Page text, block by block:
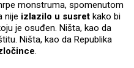
monstruma, spomenutom
nije izlazilo u susret kako bi
je osuđen. Ništa, kao da
Ništa, kao da Republika
.